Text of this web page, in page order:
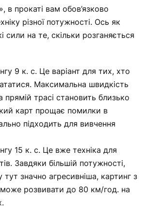
в прокаті вам обов’язково
різної потужності. Ось як
сили на те, скільки розганяється
9 к. с. Це варіант для тих, хто
Максимальна швидкість
прямій трасі становить близько
карт прощає помилки в
підходить для вивчення
15 к. с. Це вже техніка для
Завдяки більшій потужності,
тут значно агресивніша, картинг з
розвивати до 80 км/год. на